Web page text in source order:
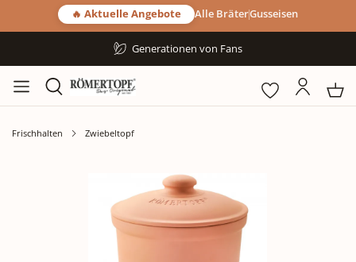
🔥 Aktuelle Angebote Alle BräterGusseisen
Generationen von Fans
Frischhalten Zwiebeltopf